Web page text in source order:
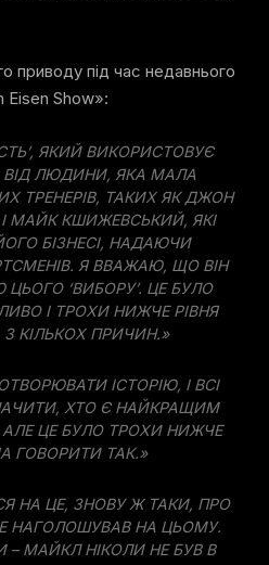
приводу під час недавнього
Eisen Show»:
ЯКИЙ ВИКОРИСТОВУЄ
ВІД ЛЮДИНИ, ЯКА МАЛА
ТРЕНЕРІВ, ТАКИХ ЯК ДЖОН
МАЙК КШИЖЕВСЬКИЙ, ЯКІ
БІЗНЕСІ, НАДАЮЧИ
Я ВВАЖАЮ, ЩО ВІН
‘ВИБОРУ’. ЦЕ БУЛО
І ТРОХИ НИЖЧЕ РІВНЯ
КІЛЬКОХ ПРИЧИН.»
ІСТОРІЮ, І ВСІ
ХТО Є НАЙКРАЩИМ
АЛЕ ЦЕ БУЛО ТРОХИ НИЖЧЕ
ГОВОРИТИ ТАК.»
НА ЦЕ, ЗНОВУ Ж ТАКИ, ПРО
НАГОЛОШУВАВ НА ЦЬОМУ.
– МАЙКЛ НІКОЛИ НЕ БУВ В